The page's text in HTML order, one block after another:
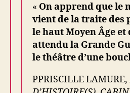
« On apprend que le
vient de la traite des
le haut Moyen Âge et
attendu la Grande
le théâtre d’une
PPRISCILLE LAMURE,